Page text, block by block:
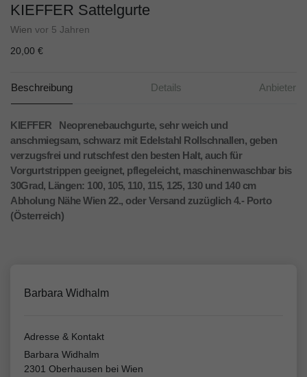
KIEFFER Sattelgurte
Wien vor 5 Jahren
20,00 €
Beschreibung Details Anbieter
KIEFFER Neoprenebauchgurte, sehr weich und
anschmiegsam, schwarz mit Edelstahl Rollschnallen, geben
verzugsfrei und rutschfest den besten Halt, auch für
Vorgurtstrippen geeignet, pflegeleicht, maschinenwaschbar bis
30Grad, Längen: 100, 105, 110, 115, 125, 130 und 140 cm
Abholung Nähe Wien 22., oder Versand zuzüglich 4.- Porto
(Österreich)
Barbara Widhalm
Adresse & Kontakt
Barbara Widhalm
2301 Oberhausen bei Wien